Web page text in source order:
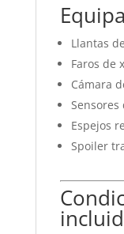
Llantas
Faros de
Cámara
Espejos
Spoiler